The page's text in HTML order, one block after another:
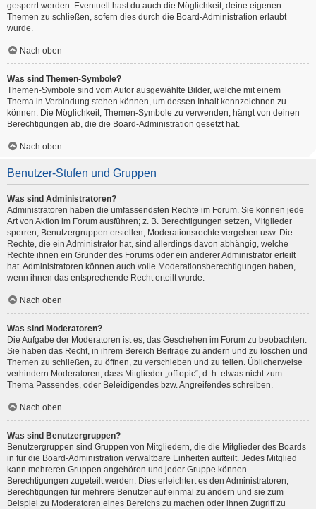
gesperrt werden. Eventuell hast du auch die Möglichkeit, deine eigenen
Themen zu schließen, sofern dies durch die Board-Administration erlaubt
wurde.
Nach oben
Was sind Themen-Symbole?
Themen-Symbole sind vom Autor ausgewählte Bilder, welche mit einem
Thema in Verbindung stehen können, um dessen Inhalt kennzeichnen zu
können. Die Möglichkeit, Themen-Symbole zu verwenden, hängt von deinen
Berechtigungen ab, die die Board-Administration gesetzt hat.
Nach oben
Benutzer-Stufen und Gruppen
Was sind Administratoren?
Administratoren haben die umfassendsten Rechte im Forum. Sie können jede
Art von Aktion im Forum ausführen; z. B. Berechtigungen setzen, Mitglieder
sperren, Benutzergruppen erstellen, Moderationsrechte vergeben usw. Die
Rechte, die ein Administrator hat, sind allerdings davon abhängig, welche
Rechte ihnen ein Gründer des Forums oder ein anderer Administrator erteilt
hat. Administratoren können auch volle Moderationsberechtigungen haben,
wenn ihnen das entsprechende Recht erteilt wurde.
Nach oben
Was sind Moderatoren?
Die Aufgabe der Moderatoren ist es, das Geschehen im Forum zu beobachten.
Sie haben das Recht, in ihrem Bereich Beiträge zu ändern und zu löschen und
Themen zu schließen, zu öffnen, zu verschieben und zu teilen. Üblicherweise
verhindern Moderatoren, dass Mitglieder „offtopic“, d. h. etwas nicht zum
Thema Passendes, oder Beleidigendes bzw. Angreifendes schreiben.
Nach oben
Was sind Benutzergruppen?
Benutzergruppen sind Gruppen von Mitgliedern, die die Mitglieder des Boards
in für die Board-Administration verwaltbare Einheiten aufteilt. Jedes Mitglied
kann mehreren Gruppen angehören und jeder Gruppe können
Berechtigungen zugeteilt werden. Dies erleichtert es den Administratoren,
Berechtigungen für mehrere Benutzer auf einmal zu ändern und sie zum
Beispiel zu Moderatoren eines Bereichs zu machen oder ihnen Zugriff zu